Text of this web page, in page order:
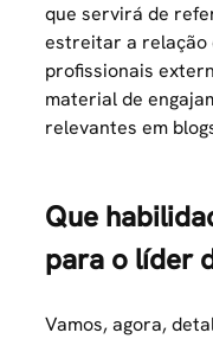
que servirá de
estreitar a relação
profissionais
material de
relevantes em
Que
para o líder
Vamos, agora,